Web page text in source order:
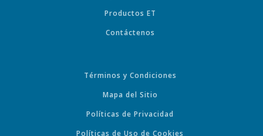
Productos ET
Contáctenos
Términos y Condiciones
Mapa del Sitio
Políticas de Privacidad
Políticas de Uso de Cookies